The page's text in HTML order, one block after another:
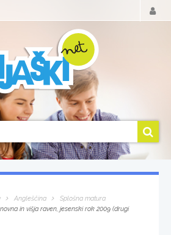
Angleščina
Splošna matura
in višja raven, jesenski rok 2009 (drugi